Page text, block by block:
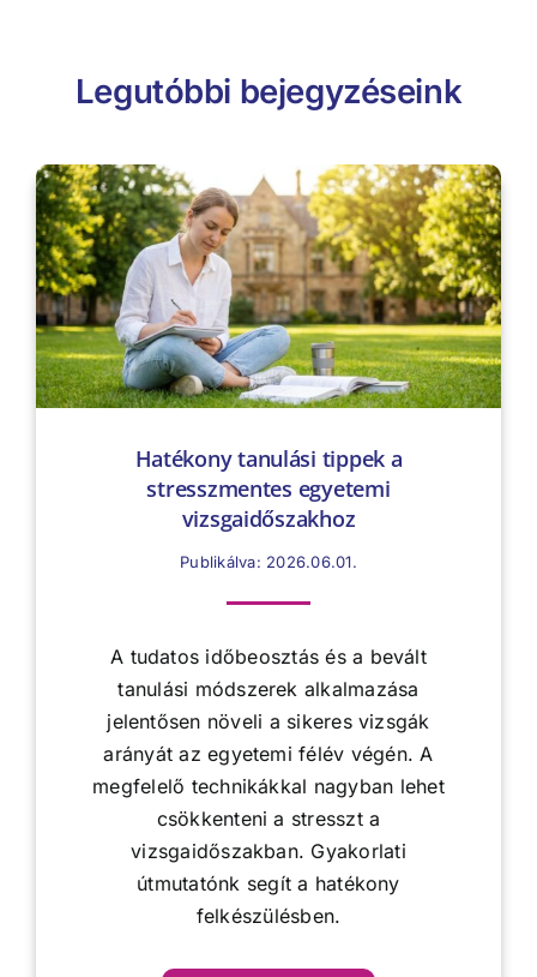
Legutóbbi bejegyzéseink
Hatékony tanulási tippek a
stresszmentes egyetemi
vizsgaidőszakhoz
Publikálva: 2026.06.01.
A tudatos időbeosztás és a bevált
tanulási módszerek alkalmazása
jelentősen növeli a sikeres vizsgák
arányát az egyetemi félév végén. A
megfelelő technikákkal nagyban lehet
csökkenteni a stresszt a
vizsgaidőszakban. Gyakorlati
útmutatónk segít a hatékony
felkészülésben.